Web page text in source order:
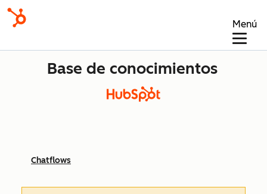
Menú
Base de conocimientos
Chatflows